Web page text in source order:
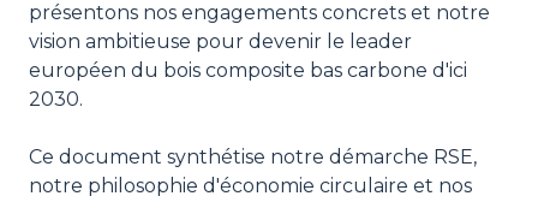
présentons nos engagements concrets et notre
vision ambitieuse pour devenir le leader
européen du bois composite bas carbone d'ici
2030.
Ce document synthétise notre démarche RSE,
notre philosophie d'économie circulaire et nos